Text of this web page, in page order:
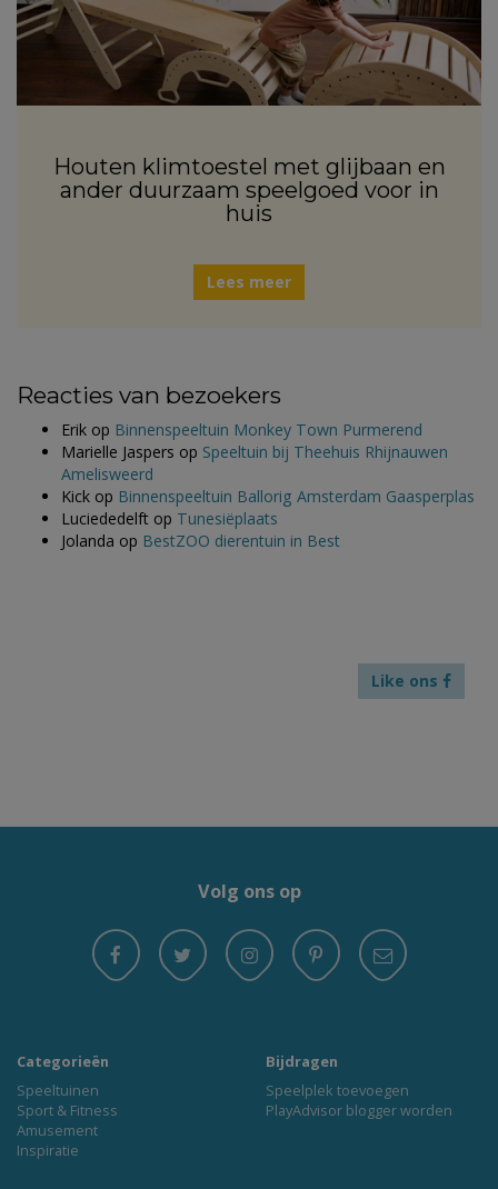
Houten klimtoestel met glijbaan en
ander duurzaam speelgoed voor in
huis
Lees meer
Reacties van bezoekers
Erik op Binnenspeeltuin Monkey Town Purmerend
Marielle Jaspers op Speeltuin bij Theehuis Rhijnauwen
Amelisweerd
Kick op Binnenspeeltuin Ballorig Amsterdam Gaasperplas
Luciededelft op Tunesiëplaats
Jolanda op BestZOO dierentuin in Best
Like ons
Volg ons op
Categorieën
Speeltuinen
Sport & Fitness
Amusement
Inspiratie
Bijdragen
Speelplek toevoegen
PlayAdvisor blogger worden